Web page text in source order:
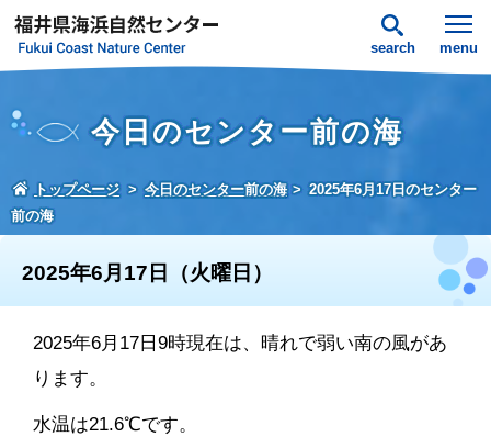
search menu
今日のセンター前の海
トップページ 今日のセンター前の海
2025年6月17日のセンター
前の海
2025年6月17日（火曜日）
2025年6月17日9時現在は、晴れで弱い南の風があ
ります。
水温は21.6℃です。